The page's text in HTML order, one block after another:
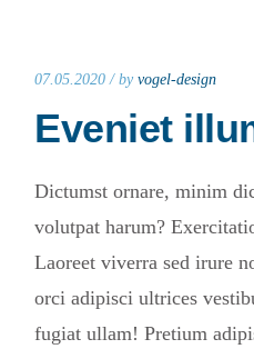
07.05.2020 / by vogel-design
Eveniet
Dictumst ornare, minim
volutpat harum?
Laoreet viverra sed irure
orci adipisci ultrices
fugiat ullam! Pretium